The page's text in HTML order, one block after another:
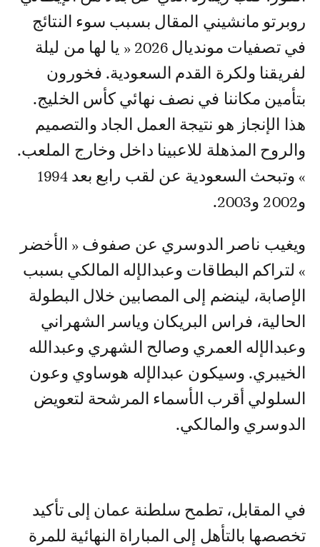
روبرتو مانشيني المقال بسبب سوء النتائج
في تصفيات مونديال 2026 « يا لها من ليلة
لفريقنا ولكرة القدم السعودية. فخورون
بتأمين مكاننا في نصف نهائي كأس الخليج.
هذا الإنجاز هو نتيجة العمل الجاد والتصميم
والروح المذهلة للاعبينا داخل وخارج الملعب.
» وتبحث السعودية عن لقب رابع بعد 1994
و2002 و2003.
ويغيب ناصر الدوسري عن صفوف « الأخضر
» لتراكم البطاقات وعبدالإله المالكي بسبب
الإصابة، لينضم إلى المصابين خلال البطولة
الحالية، فراس البريكان وياسر الشهراني
وعبدالإله العمري وصالح الشهري وعبدالله
الخيبري. وسيكون عبدالإله هوساوي وعون
السلولي أقرب الأسماء المرشحة لتعويض
الدوسري والمالكي.
في المقابل، تطمح سلطنة عمان إلى تأكيد
تخصصها بالتأهل إلى المباراة النهائية للمرة